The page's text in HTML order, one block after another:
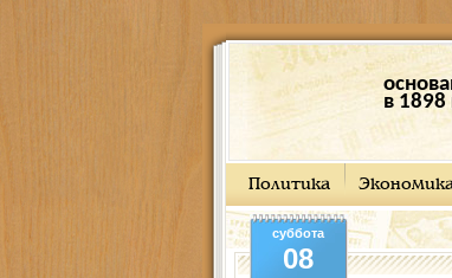
в 1898
Политика
суббота
08